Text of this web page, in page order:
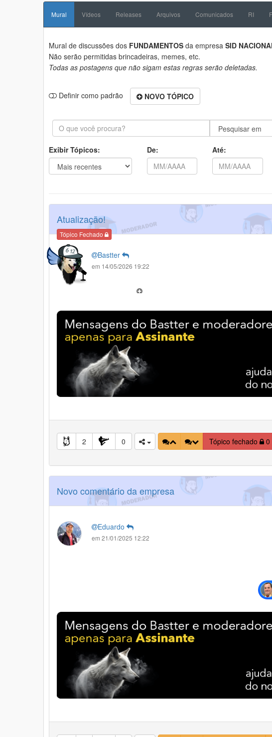
Mural Vídeos Releases Arquivos Comunicados RI
Mural de discussões dos FUNDAMENTOS da empresa SID
Não serão permitidas brincadeiras, memes, etc.
Todas as postagens que não sigam estas regras serão deletadas.
Definir como padrão NOVO TÓPICO
Exibir Tópicos: De:
Até:
Atualização!
Tópico Fechado
Bastter
em 14/05/2026 19:22
2 0 Tópico fechado 0
Novo comentário da empresa
Eduardo
em 21/01/2025 12:22